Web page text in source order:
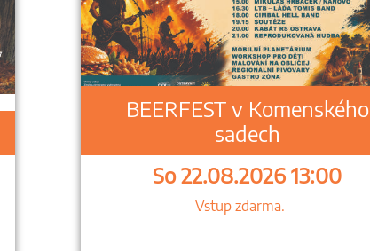
BEERFEST v Komenského
sadech
So 22.08.2026 13:00
Vstup zdarma.